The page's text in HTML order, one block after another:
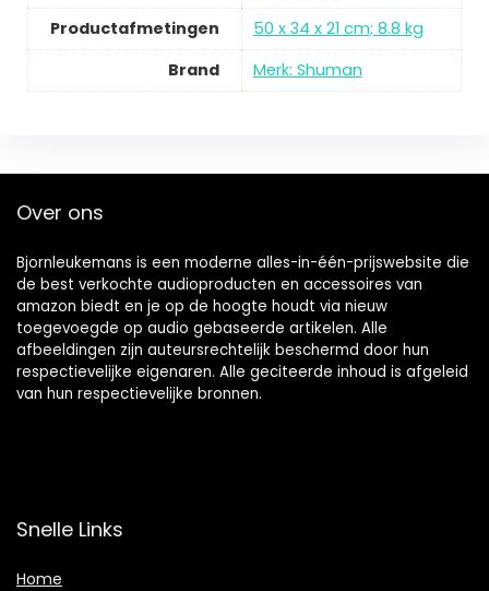
Productafmetingen
50 x 34 x 21 cm; 8.8 kg
Brand
Merk: Shuman
Over ons
Bjornleukemans is een moderne alles-in-één-prijswebsite die
de best verkochte audioproducten en accessoires van
amazon biedt en je op de hoogte houdt via nieuw
toegevoegde op audio gebaseerde artikelen. Alle
afbeeldingen zijn auteursrechtelijk beschermd door hun
respectievelijke eigenaren. Alle geciteerde inhoud is afgeleid
van hun respectievelijke bronnen.
Snelle Links
Home